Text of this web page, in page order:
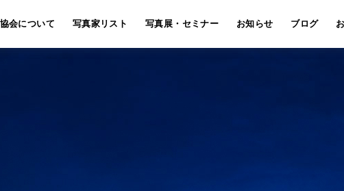
会について 写真家リスト 写真展・セミナー お知らせ ブログ